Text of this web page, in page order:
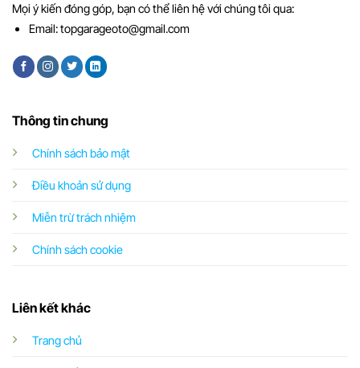
Thông tin chung
Chính sách bảo mật
Điều khoản sử dụng
Miễn trừ trách nhiệm
Chính sách cookie
Liên kết khác
Trang chủ
Mọi ý kiến đóng góp, bạn có thể liên hệ với chúng tôi qua:
Email:topgarageoto@gmail.com